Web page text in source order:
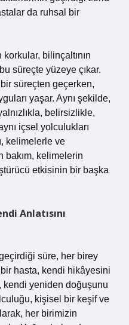
da ruhsal bir
bilinçaltının
süreçte yüzeye çıkar.
süreçten geçerken,
yaşar. Aynı şekilde,
belirsizlikle,
içsel yolculukları
kelimelerle ve
bakım, kelimelerin
etkisinin bir başka
Anlatısını
süre, her birey
hasta, kendi hikâyesini
yeniden doğuşunu
kişisel bir keşif ve
her birimizin